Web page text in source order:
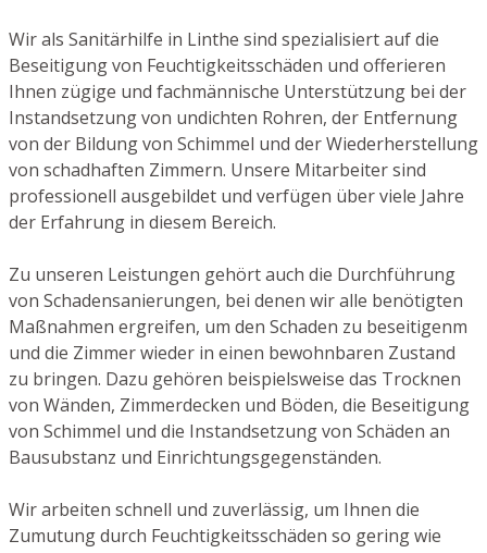
Wir als Sanitärhilfe in Linthe sind spezialisiert auf die
Beseitigung von Feuchtigkeitsschäden und offerieren
Ihnen zügige und fachmännische Unterstützung bei der
Instandsetzung von undichten Rohren, der Entfernung
von der Bildung von Schimmel und der Wiederherstellung
von schadhaften Zimmern. Unsere Mitarbeiter sind
professionell ausgebildet und verfügen über viele Jahre
der Erfahrung in diesem Bereich.
Zu unseren Leistungen gehört auch die Durchführung
von Schadensanierungen, bei denen wir alle benötigten
Maßnahmen ergreifen, um den Schaden zu beseitigenm
und die Zimmer wieder in einen bewohnbaren Zustand
zu bringen. Dazu gehören beispielsweise das Trocknen
von Wänden, Zimmerdecken und Böden, die Beseitigung
von Schimmel und die Instandsetzung von Schäden an
Bausubstanz und Einrichtungsgegenständen.
Wir arbeiten schnell und zuverlässig, um Ihnen die
Zumutung durch Feuchtigkeitsschäden so gering wie